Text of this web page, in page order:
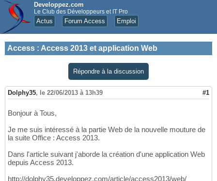
Developpez.com
Le Club des Développeurs et IT Pro
Actus Forum Access Emploi
Access : Access 2013 et application Web
Répondre à la discussion
Dolphy35, le 22/06/2013 à 13h39 #1
Bonjour à Tous,
Je me suis intéressé à la partie Web de la nouvelle mouture de
la suite Office : Access 2013.
Dans l'article suivant j'aborde la création d'une application Web
depuis Access 2013.
http://dolphy35.developpez.com/article/access2013/web/